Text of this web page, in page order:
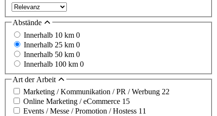
Abstände
Innerhalb 10 km 0
Innerhalb 25 km 0
Innerhalb 50 km 0
Innerhalb 100 km 0
Art der Arbeit
Marketing / Kommunikation / PR / Werbung 22
Online Marketing / eCommerce 15
Events / Messe / Promotion / Hostess 11